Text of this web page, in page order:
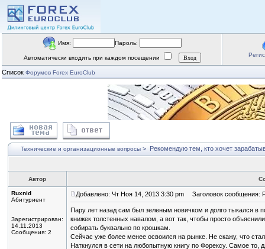
Имя: Пароль:
Автоматически входить при каждом посещении
Список Форумов Forex EuroClub
Технические и организационные вопросы > Рекомендую тем, кто хочет
Автор
Ruxnid
Абитуриент
Зарегистрирован:
14.11.2013
Сообщения: 2
Добавлено: Чт Ноя 14, 2013 3:30 pm Заголовок сообщения:
Пару лет назад сам был зеленым новичком и долго тыкался в
книжек толстенных навалом, а вот так, чтобы просто
собирать буквально по крошкам.
Сейчас уже более менее освоился на рынке. Не скажу, что
Наткнулся в сети на любопытную книгу по Форексу. Самое то,